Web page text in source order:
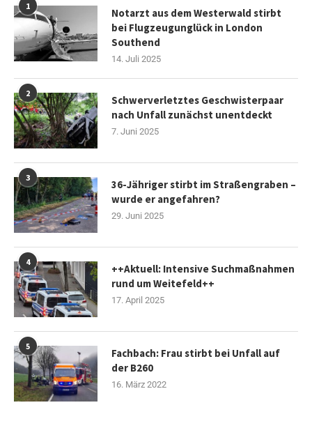
1
Notarzt aus dem Westerwald stirbt
bei Flugzeugunglück in London
Southend
14. Juli 2025
2
Schwerverletztes Geschwisterpaar
nach Unfall zunächst unentdeckt
7. Juni 2025
3
36-Jähriger stirbt im Straßengraben –
wurde er angefahren?
29. Juni 2025
4
++Aktuell: Intensive Suchmaßnahmen
rund um Weitefeld++
17. April 2025
5
Fachbach: Frau stirbt bei Unfall auf
der B260
16. März 2022